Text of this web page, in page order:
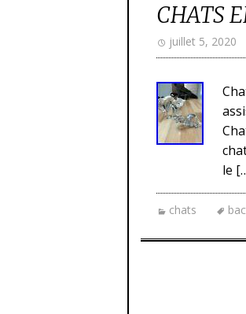
CHATS
juillet 5, 2020
le
chats